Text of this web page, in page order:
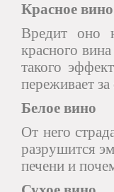
Красное вино
Вредит оно
красного
такого
переживает
Белое вино
От него
разрушится
печени и